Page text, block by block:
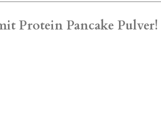
Protein Pancake Pulver!